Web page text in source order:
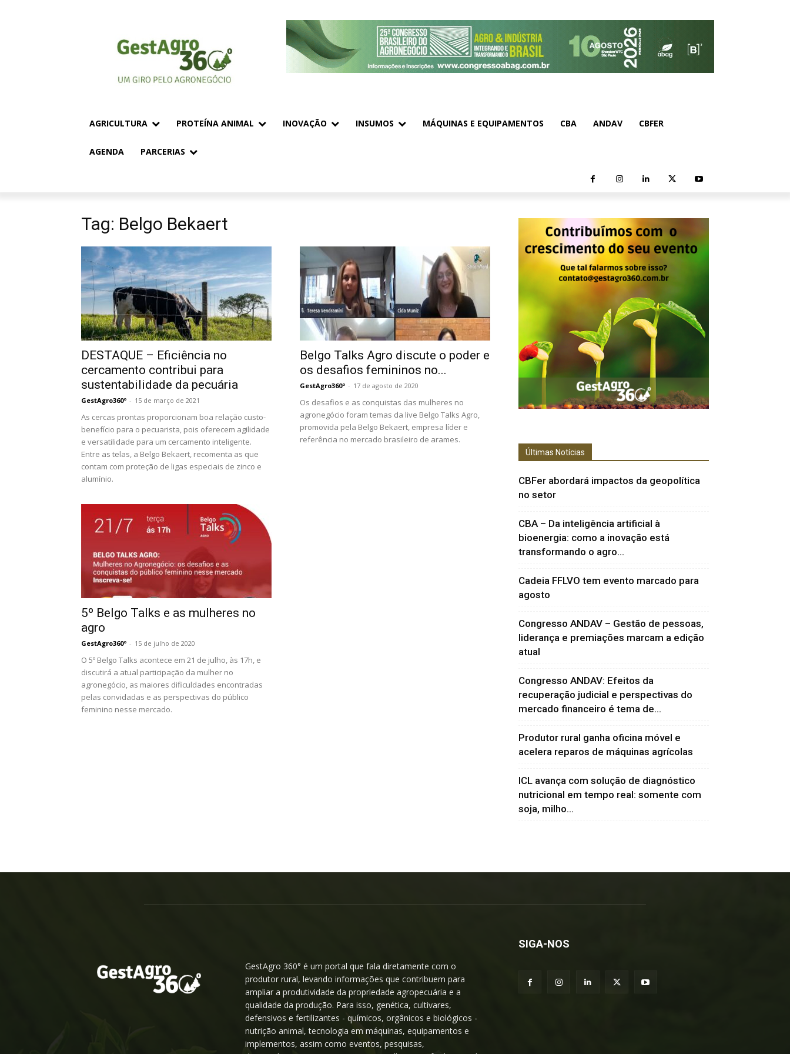
AGRICULTURA PROTEÍNA ANIMAL INOVAÇÃO INSUMOS MÁQUINAS E EQUIPAMENTOS CBA ANDAV CBFER
AGENDA PARCERIAS
Tag: Belgo Bekaert
DESTAQUE – Eficiência no
cercamento contribui para
sustentabilidade da pecuária
GestAgro360º - 15 de março de 2021
As cercas prontas proporcionam boa relação custo-
benefício para o pecuarista, pois oferecem agilidade
e versatilidade para um cercamento inteligente.
Entre as telas, a Belgo Bekaert, recomenta as que
contam com proteção de ligas especiais de zinco e
alumínio.
Belgo Talks Agro discute o poder e
os desafios femininos no...
GestAgro360º - 17 de agosto de 2020
Os desafios e as conquistas das mulheres no
agronegócio foram temas da live Belgo Talks Agro,
promovida pela Belgo Bekaert, empresa líder e
referência no mercado brasileiro de arames.
5º Belgo Talks e as mulheres no
agro
GestAgro360º - 15 de julho de 2020
O 5º Belgo Talks acontece em 21 de julho, às 17h, e
discutirá a atual participação da mulher no
agronegócio, as maiores dificuldades encontradas
pelas convidadas e as perspectivas do público
feminino nesse mercado.
Últimas Notícias
CBFer abordará impactos da geopolítica
no setor
CBA – Da inteligência artificial à
bioenergia: como a inovação está
transformando o agro...
Cadeia FFLVO tem evento marcado para
agosto
Congresso ANDAV – Gestão de pessoas,
liderança e premiações marcam a edição
atual
Congresso ANDAV: Efeitos da
recuperação judicial e perspectivas do
mercado financeiro é tema de...
Produtor rural ganha oficina móvel e
acelera reparos de máquinas agrícolas
ICL avança com solução de diagnóstico
nutricional em tempo real: somente com
soja, milho...
GestAgro 360° é um portal que fala diretamente com o
produtor rural, levando informações que contribuem para
ampliar a produtividade da propriedade agropecuária e a
qualidade da produção. Para isso, genética, cultivares,
defensivos e fertilizantes - químicos, orgânicos e biológicos -
nutrição animal, tecnologia em máquinas, equipamentos e
implementos, assim como eventos, pesquisas,
SIGA-NOS